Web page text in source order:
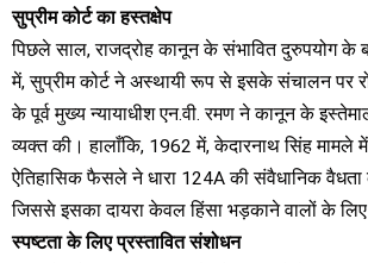
सुप्रीम कोर्ट का हस्तक्षेप
पिछले साल, राजद्रोह कानून के संभावित दुरुपयोग के
में, सुप्रीम कोर्ट ने अस्थायी रूप से इसके संचालन पर
के पूर्व मुख्य न्यायाधीश एन.वी. रमण ने कानून के
व्यक्त की। हालाँकि, 1962 में, केदारनाथ सिंह मामले
ऐतिहासिक फैसले ने धारा 124A की संवैधानिक वैधता
जिससे इसका दायरा केवल हिंसा भड़काने वालों के लिए
स्पष्टता के लिए प्रस्तावित संशोधन